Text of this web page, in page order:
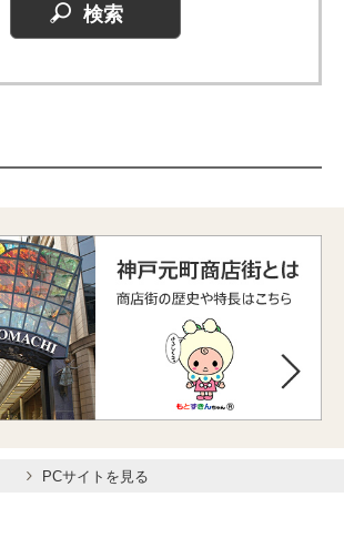
PCサイトを見る